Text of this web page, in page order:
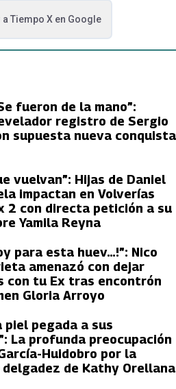
a Tiempo Xen Google
pestaña
fueron de la mano”:
registro de Sergio
supuesta nueva conquista
vuelvan”: Hijas de Daniel
impactan en Volverías
2 con directa petición a su
Yamila Reyna
para esta huev…!”: Nico
amenazó con dejar
con tu Ex tras encontrón
Gloria Arroyo
piel pegada a sus
La profunda preocupación
Huidobro por la
de Kathy Orellana